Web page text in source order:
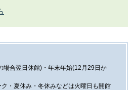
場合翌日休館)・年末年始(12月29日か
・夏休み・冬休みなどは火曜日も開館